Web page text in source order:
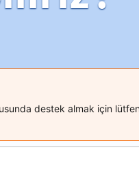
destek almak için